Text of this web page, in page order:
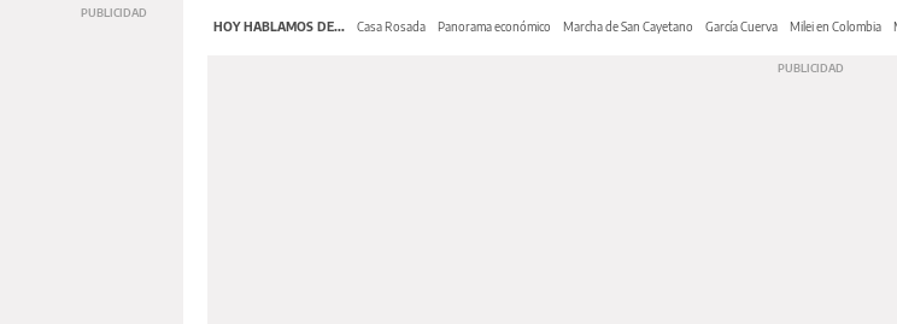
HOY HABLAMOS DE... Casa Rosada Panorama económico Marcha de San Cayetano García Cuerva Milei en Colombia